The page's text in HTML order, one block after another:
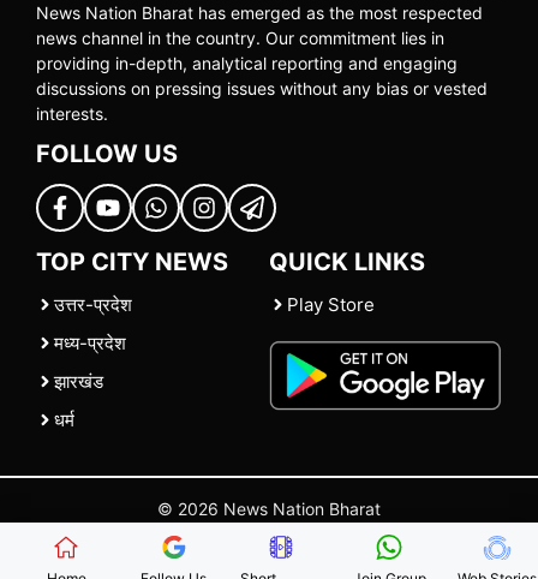
News Nation Bharat has emerged as the most respected
news channel in the country. Our commitment lies in
providing in-depth, analytical reporting and engaging
discussions on pressing issues without any bias or vested
interests.
FOLLOW US
TOP CITY NEWS
उत्तर-प्रदेश
मध्य-प्रदेश
झारखंड
धर्म
QUICK LINKS
Play Store
© 2026 News Nation Bharat
| |Contact Us |Policies Terms and Conditions